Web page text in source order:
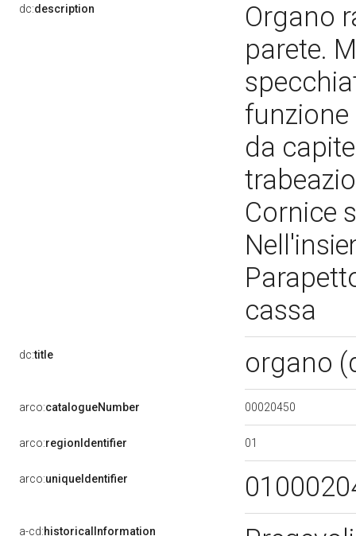
dc:description
Organo
parete.
da
Cornice
cassa
dc:title organo
arco:catalogueNumber 00020450
arco:regionIdentifier 01
arco:uniqueIdentifier
a-cd:historicalInformation